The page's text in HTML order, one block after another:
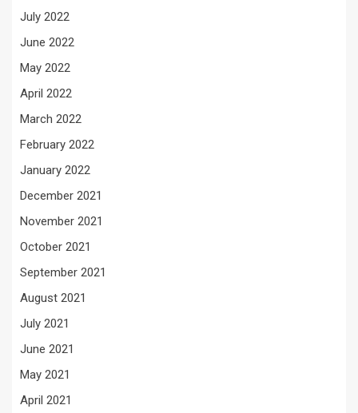
July 2022
June 2022
May 2022
April 2022
March 2022
February 2022
January 2022
December 2021
November 2021
October 2021
September 2021
August 2021
July 2021
June 2021
May 2021
April 2021